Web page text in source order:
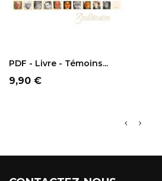
PDF - Livre - Témoins...
Prix
9,90 €